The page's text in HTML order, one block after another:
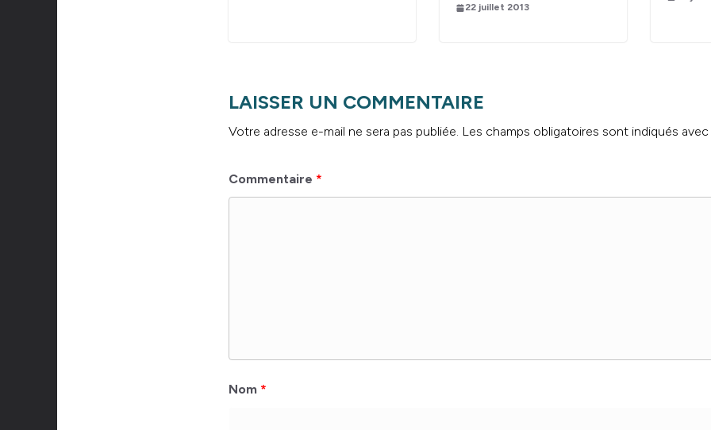
22 juillet 2013
LAISSER UN COMMENTAIRE
Votre adresse e-mail ne sera pas publiée. Les champs obligatoires sont indiqués avec
Commentaire *
Nom *